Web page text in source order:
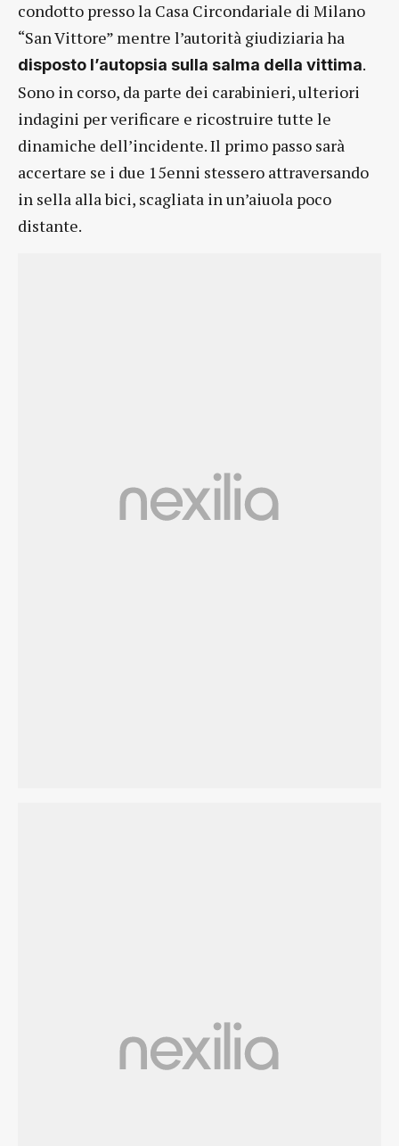
condotto presso la Casa Circondariale di Milano
“San Vittore” mentre l’autorità giudiziaria ha
disposto l’autopsia sulla salma della vittima.
Sono in corso, da parte dei carabinieri, ulteriori
indagini per verificare e ricostruire tutte le
dinamiche dell’incidente. Il primo passo sarà
accertare se i due 15enni stessero attraversando
in sella alla bici, scagliata in un’aiuola poco
distante.